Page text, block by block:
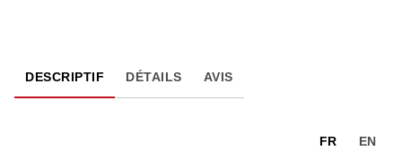
DESCRIPTIF DÉTAILS AVIS
FR EN